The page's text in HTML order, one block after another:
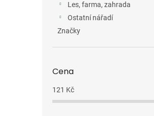
Les, farma, zahrada
Ostatní nářadí
Značky
Cena
121 Kč